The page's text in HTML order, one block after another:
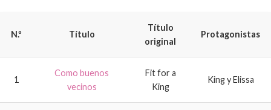
N.º Título
Título
original
Protagonistas
1
Como buenos
vecinos
Fit for a
King
King y Elissa